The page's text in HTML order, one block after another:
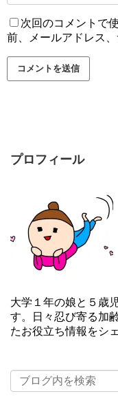
次回のコメントで
前、メールアドレス、
プロフィール
大学１年の娘と５歳
す。日々忍び寄る加
たお役立ち情報をシ